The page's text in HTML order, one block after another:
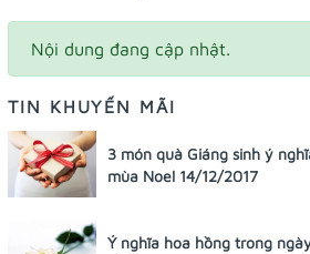
Nội dung đang cập nhật.
TIN KHUYẾN MÃI
3 món quà Giáng sinh ý
mùa Noel 14/12/2017
Ý nghĩa hoa hồng trong